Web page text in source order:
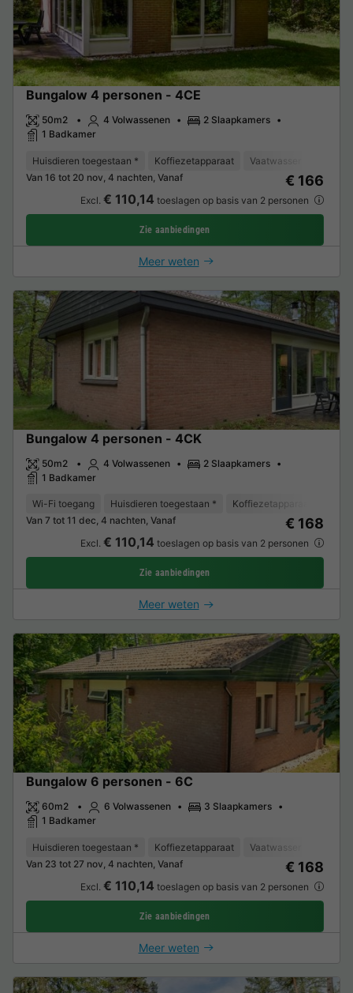
Bungalow 4 personen - 4CE
50m2 4 Volwassenen
2 Slaapkamers
1 Badkamer
Huisdieren toegestaan * Koffiezetapparaat Vaatwasser
Van 16 tot 20 nov, 4 nachten, Vanaf
€ 166
Excl. € 110,14 toeslagen op basis van 2 personen
Zie aanbiedingen
Meer weten
Bungalow 4 personen - 4CK
50m2 4 Volwassenen
2 Slaapkamers
1 Badkamer
Wi-Fi toegang Huisdieren toegestaan * Koffiezetapparaat
Van 7 tot 11 dec, 4 nachten, Vanaf
€ 168
Excl. € 110,14 toeslagen op basis van 2 personen
Zie aanbiedingen
Meer weten
Bungalow 6 personen - 6C
60m2 6 Volwassenen
3 Slaapkamers
1 Badkamer
Huisdieren toegestaan * Koffiezetapparaat Vaatwasser
Van 23 tot 27 nov, 4 nachten, Vanaf
€ 168
Excl. € 110,14 toeslagen op basis van 2 personen
Zie aanbiedingen
Meer weten